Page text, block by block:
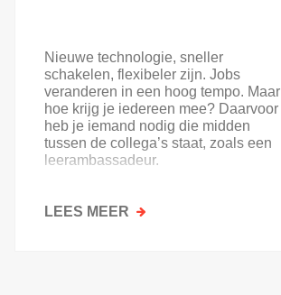
Nieuwe technologie, sneller
schakelen, flexibeler zijn. Jobs
veranderen in een hoog tempo. Maar
hoe krijg je iedereen mee? Daarvoor
heb je iemand nodig die midden
tussen de collega’s staat, zoals een
leerambassadeur.
LEES MEER OVER